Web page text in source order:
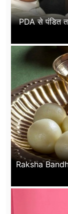
PDA से पंडित
Raksha